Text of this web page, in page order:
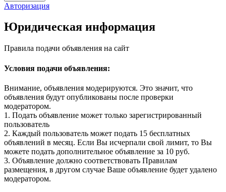
Авторизация
Юридическая информация
Правила подачи объявления на сайт
Условия подачи объявления:
Внимание, объявления модерируются. Это значит, что
объявления будут опубликованы после проверки
модератором.
1. Подать объявление может только зарегистрированный
пользователь
2. Каждый пользователь может подать 15 бесплатных
объявлений в месяц. Если Вы исчерпали свой лимит, то Вы
можете подать дополнительное объявление за 10 руб.
3. Объявление должно соответствовать Правилам
размещения, в другом случае Ваше объявление будет удалено
модератором.